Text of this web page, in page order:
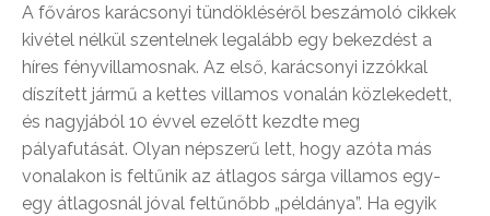
A főváros karácsonyi tündökléséről beszámoló cikkek
kivétel nélkül szentelnek legalább egy bekezdést a
híres fényvillamosnak. Az első, karácsonyi izzókkal
díszített jármű a kettes villamos vonalán közlekedett,
és nagyjából 10 évvel ezelőtt kezdte meg
pályafutását. Olyan népszerű lett, hogy azóta más
vonalakon is feltűnik az átlagos sárga villamos egy-
egy átlagosnál jóval feltűnőbb „példánya”. Ha egyik